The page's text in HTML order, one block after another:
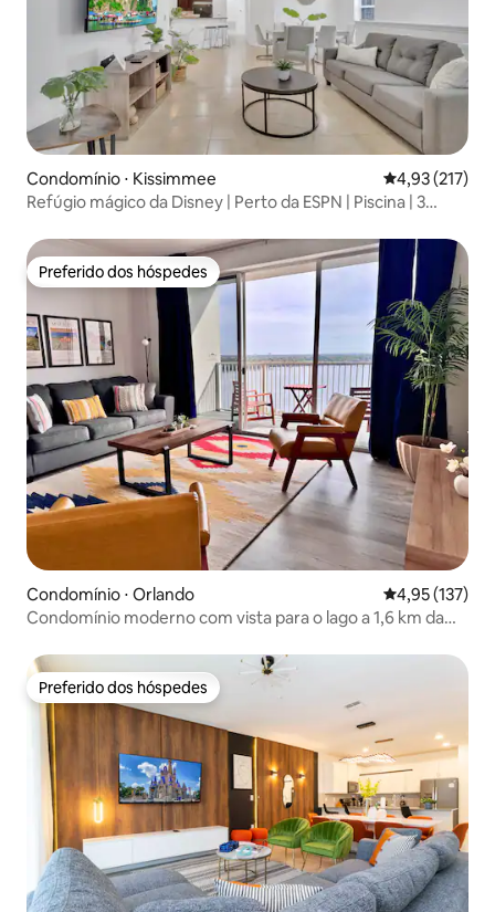
Condomínio ⋅ Kissimmee 4,93 de uma
4,93 (217)
Refúgio mágico da Disney | Perto da ESPN | Piscina | 3
Preferido dos hóspedes
Preferido dos hóspedes
Condomínio ⋅ Orlando 4,95 de uma
4,95 (137)
Condomínio moderno com vista para o lago a 1,6 km da
Preferido dos hóspedes
Preferido dos hóspedes